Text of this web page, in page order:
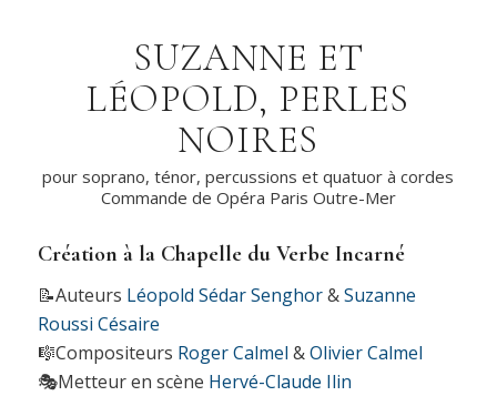
SUZANNE ET
LÉOPOLD, PERLES
NOIRES
pour soprano, ténor, percussions et quatuor à cordes
Commande de Opéra Paris Outre-Mer
Création à la Chapelle du Verbe Incarné
📝Auteurs Léopold Sédar Senghor&Suzanne
Roussi Césaire
🎼Compositeurs Roger Calmel &Olivier Calmel
🎭Metteur en scène Hervé-Claude Ilin